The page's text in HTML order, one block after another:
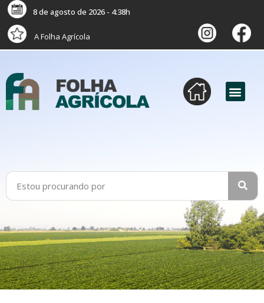
8 de agosto de 2026 - 4:38h
A Folha Agrícola